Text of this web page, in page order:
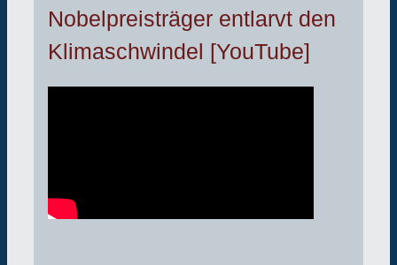
Nobelpreisträger entlarvt den
Klimaschwindel [YouTube]